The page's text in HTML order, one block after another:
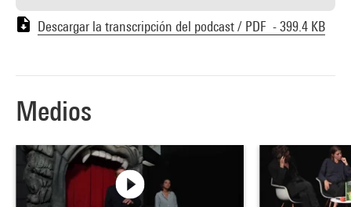
Descargar la transcripción del podcast / PDF - 399.4 KB
Medios